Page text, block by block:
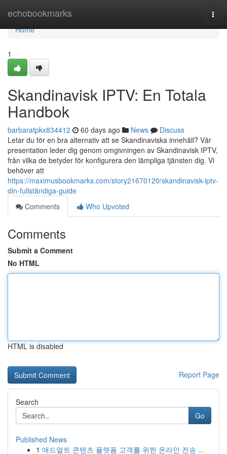
echobookmarks
Home
Home
1
Skandinavisk IPTV: En Totala
Handbok
barbaratpkx834412 60 days ago News
Discuss
Letar du för en bra alternativ att se Skandinaviska innehåll? Vår
presentation leder dig genom omgivningen av Skandinavisk IPTV,
från vilka de betyder för konfigurera den lämpliga tjänsten dig. Vi
behöver att
https://maximusbookmarks.com/story21670120/skandinavisk-iptv-
din-fullständiga-guide
Comments
Who Upvoted
Comments
Submit a Comment
No HTML
HTML is disabled
Report Page
Search
Go
Published News
1 애드얼트 콘텐츠 플랫폼 고객를 위한 온라인 전송 ...